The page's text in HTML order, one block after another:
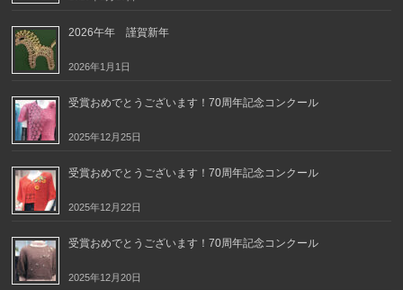
2026午年 謹賀新年
2026年1月1日
受賞おめでとうございます！70周年記念コンクール
2025年12月25日
受賞おめでとうございます！70周年記念コンクール
2025年12月22日
受賞おめでとうございます！70周年記念コンクール
2025年12月20日